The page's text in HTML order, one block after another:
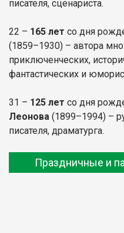
писателя, сценариста.
22 – 165 лет со дня
(1859–1930) – автора
приключенческих,
фантастических и
31 – 125 лет со дня
Леонова (1899–1994) –
писателя, драматурга.
Праздничные и